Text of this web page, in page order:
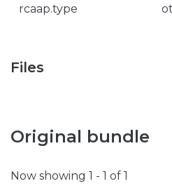
rcaap.type
Files
Original bundle
Now showing 1 - 1 of 1